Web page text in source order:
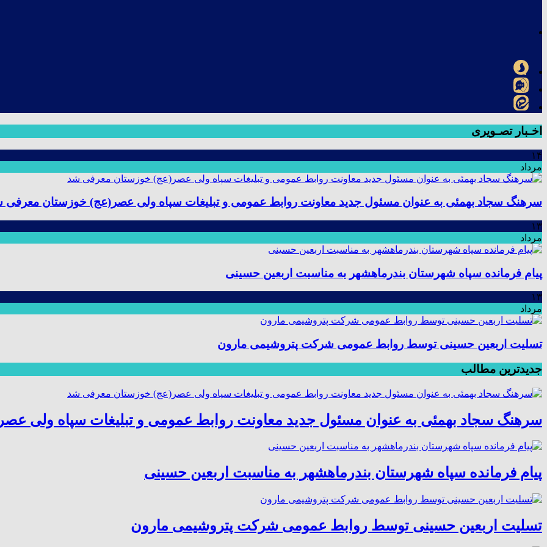
اخـبار تصـویری
۱۴
مرداد
سرهنگ سجاد بهمئی به عنوان مسئول جدید معاونت روابط عمومی و تبلیغات سپاه ولی عصر(عج) خوزستان معرفی
۱۳
مرداد
پیام فرمانده سپاه شهرستان بندرماهشهر به مناسبت اربعین حسینی
۱۳
مرداد
تسلیت اربعین حسینی توسط روابط عمومی شرکت پتروشیمی مارون
جدیدترین مطالب
سرهنگ سجاد بهمئی به عنوان مسئول جدید معاونت روابط عمومی و تبلیغات سپاه ولی
پیام فرمانده سپاه شهرستان بندرماهشهر به مناسبت اربعین حسینی
تسلیت اربعین حسینی توسط روابط عمومی شرکت پتروشیمی مارون